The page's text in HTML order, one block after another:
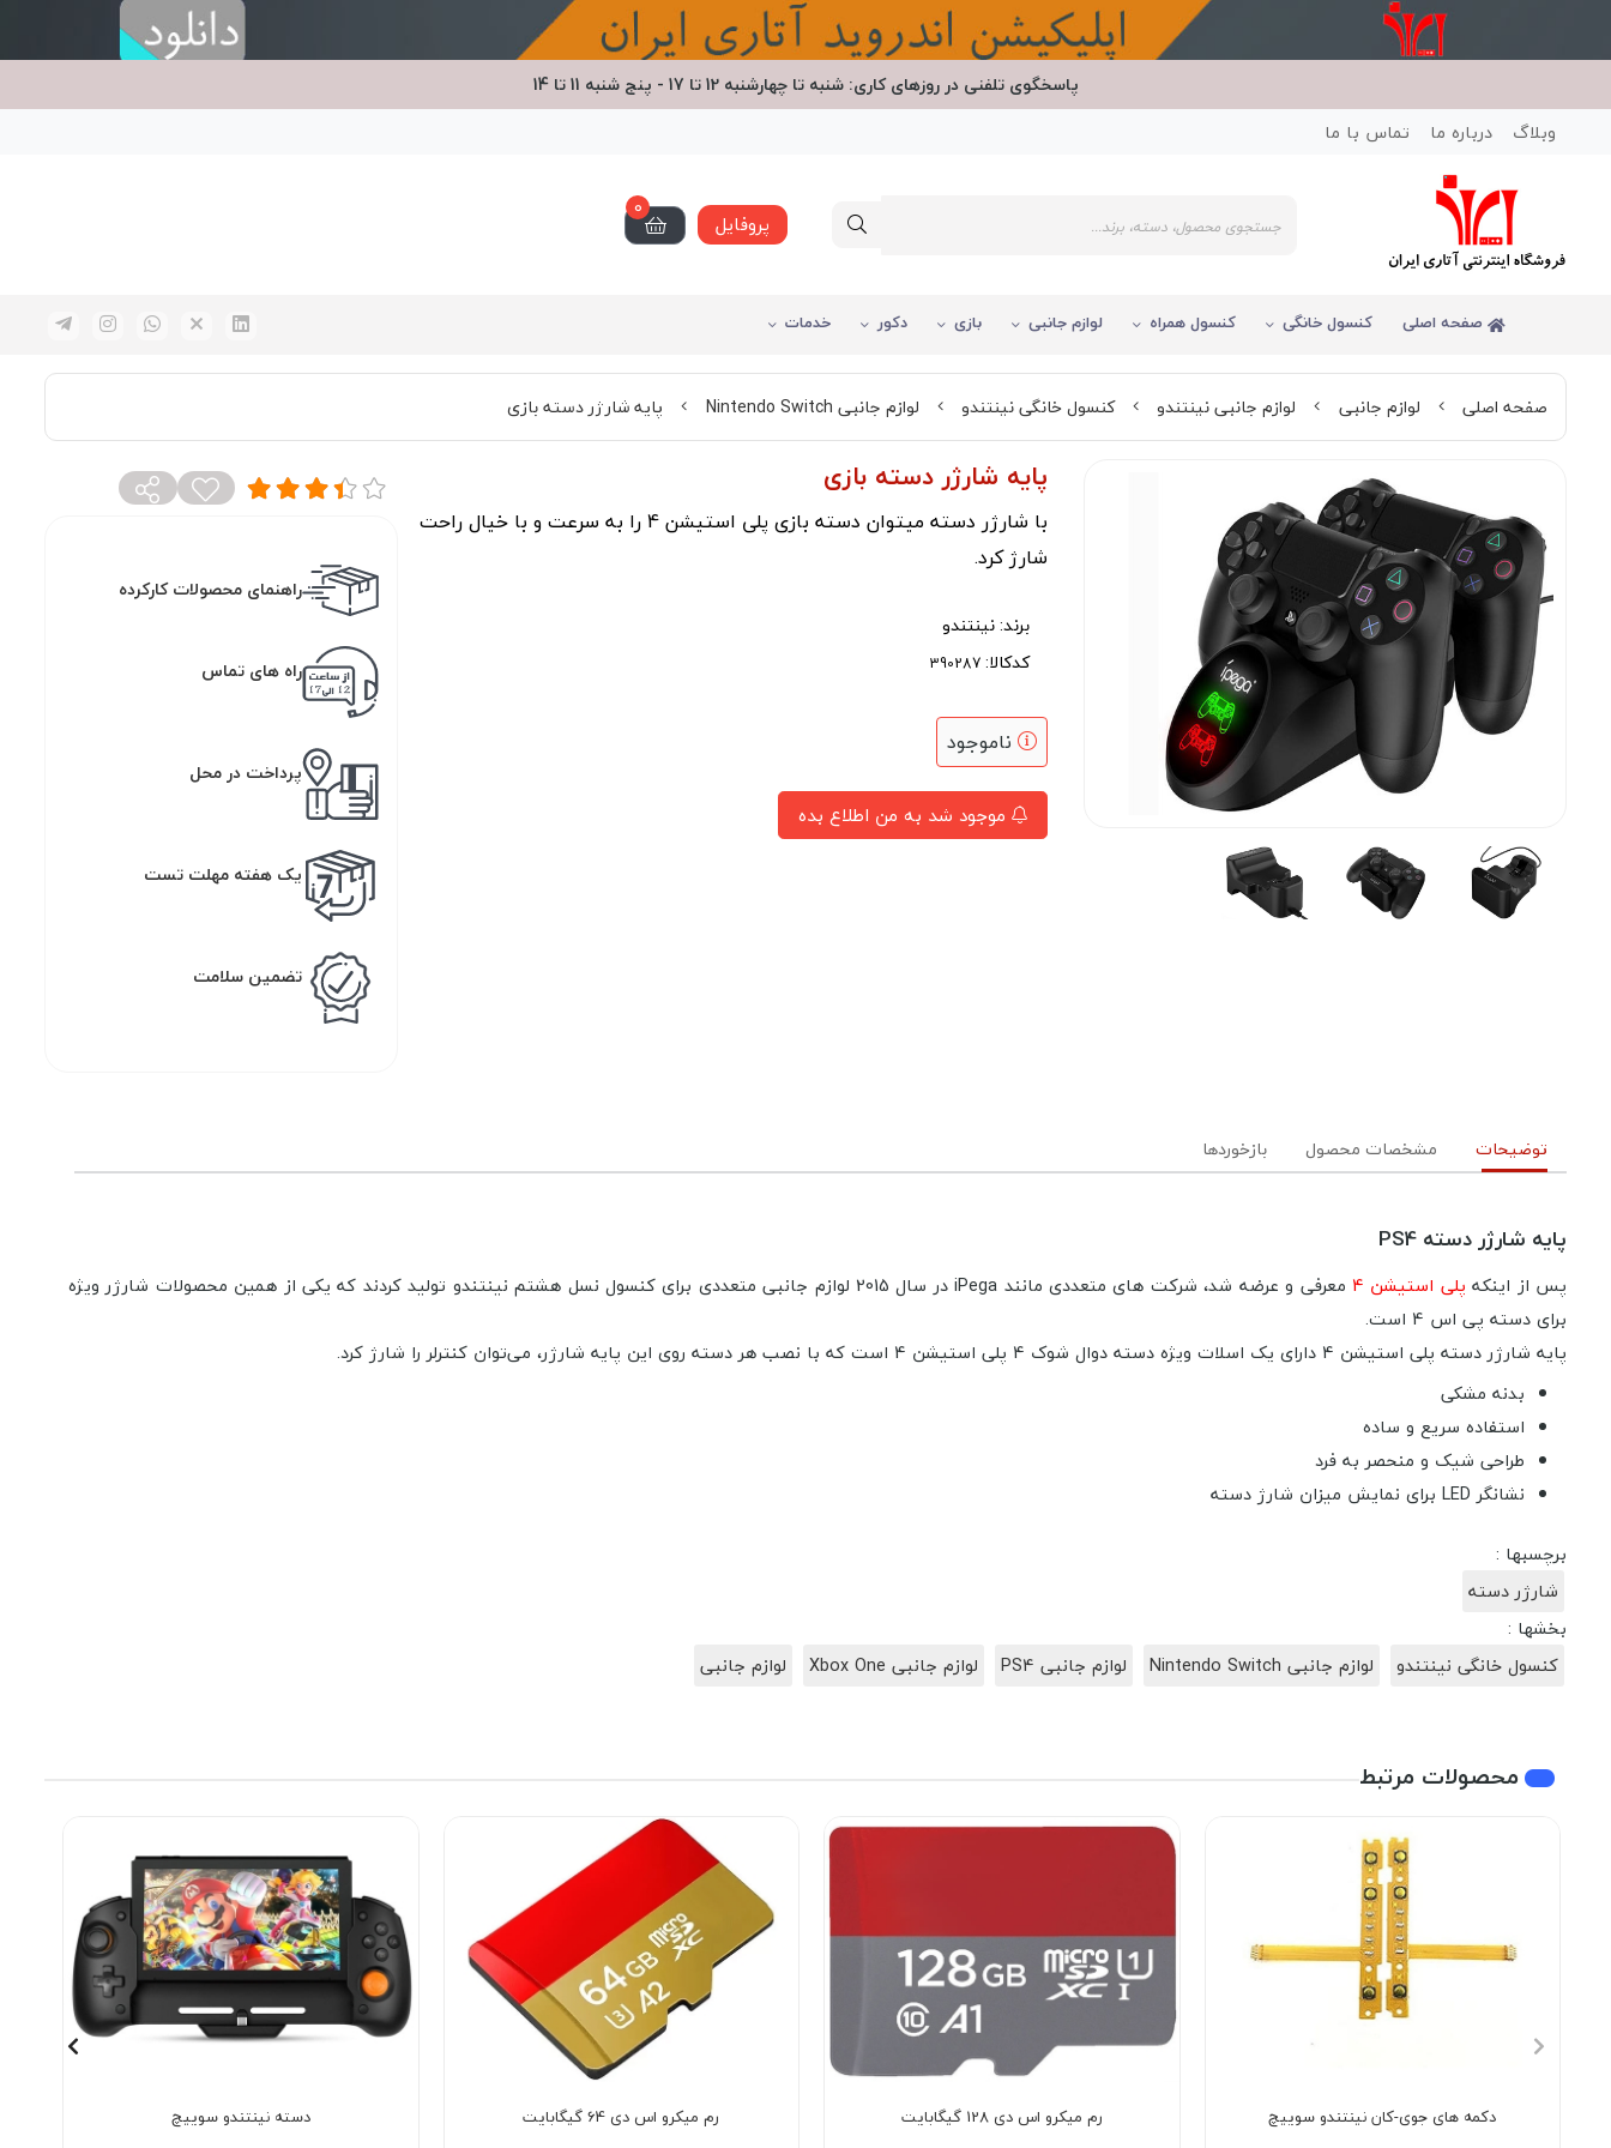
پاسخگوی تلفنی در روزهای کاری: شنبه تا چهارشنبه 12 تا 17 - پنج شنبه 11 تا 14
وبلاگ
درباره ما تماس با ما
پروفایل
0
صفحه اصلی کنسول خانگی کنسول همراه لوازم جانبی بازی دکور خدمات
صفحه اصلی لوازم جانبی لوازم جانبی نینتندو کنسول خانگی نینتندو لوازم جانبی Nintendo Switch پایه شارژر دسته بازی
پایه شارژر دسته بازی
با شارژر دسته میتوان دسته بازی پلی استیشن 4 را به سرعت و با خیال راحت
شارژ کرد.
برند:نینتندو
کدکالا:
ناموجود
موجود شد به من اطلاع بده
راهنمای محصولات کارکرده
راه های تماس
پرداخت در محل
یک هفته مهلت تست
تضمین سلامت
توضیحات مشخصات محصول بازخوردها
پایه شارژر دسته PS4
پس از اینکه پلی استیشن 4
معرفی و عرضه شد، شرکت های متعددی مانند iPega در سال 2015 لوازم جانبی متعددی برای کنسول نسل هشتم نینتندو تولید کردند که یکی از همین محصولات شارژر ویژه
برای دسته پی اس 4 است.
پایه شارژر دسته پلی استیشن 4 دارای یک اسلات ویژه دسته دوال شوک 4 پلی استیشن 4 است که با نصب هر دسته روی این پایه شارژر، می‌توان کنترلر را شارژ کرد.
بدنه مشکی
استفاده سریع و ساده
طراحی شیک و منحصر به فرد
نشانگر LED برای نمایش میزان شارژ دسته
برچسبها :
شارژر دسته
بخشها :
کنسول خانگی نینتندو
لوازم جانبی Nintendo Switch لوازم جانبی PS4 لوازم جانبی Xbox One لوازم جانبی
محصولات مرتبط
دکمه های جوی-کان نینتندو سوییچ رم میکرو اس دی 128 گیگابایت رم میکرو اس دی 64 گیگابایت دسته نینتندو سوییچ